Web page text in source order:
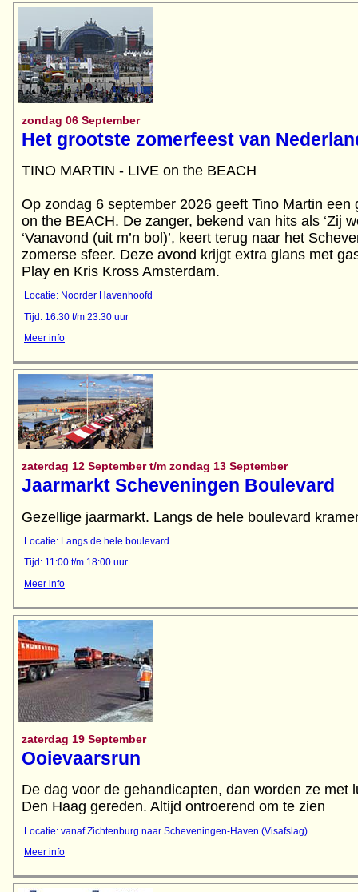
zondag 06 September
Het grootste zomerfeest van
TINO MARTIN - LIVE on the BEACH
Op zondag 6 september 2026 geeft Tino Martin
on the BEACH. De zanger, bekend van hits als ‘Zij
‘Vanavond (uit m’n bol)’, keert terug naar het
zomerse sfeer. Deze avond krijgt extra glans met
Play en Kris Kross Amsterdam.
Locatie: Noorder Havenhoofd
Tijd: 16:30 t/m 23:30 uur
Meer info
zaterdag 12 September t/m zondag 13 September
Jaarmarkt Scheveningen Boulevard
Gezellige jaarmarkt. Langs de hele boulevard
Locatie: Langs de hele boulevard
Tijd: 11:00 t/m 18:00 uur
Meer info
zaterdag 19 September
Ooievaarsrun
De dag voor de gehandicapten, dan worden ze met
Locatie: vanaf Zichtenburg naar Scheveningen-Haven (Visafslag)
Meer info